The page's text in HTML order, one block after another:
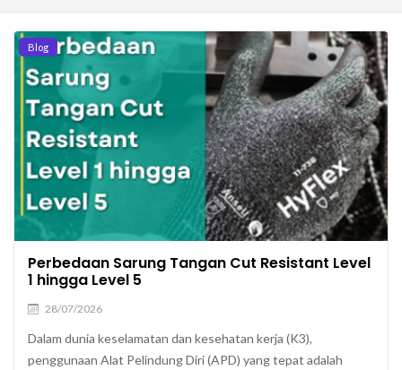
Blog
Perbedaan Sarung Tangan Cut Resistant Level
1 hingga Level 5
28/07/2026
Dalam dunia keselamatan dan kesehatan kerja (K3),
penggunaan Alat Pelindung Diri (APD) yang tepat adalah